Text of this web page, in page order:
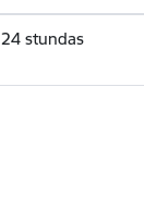
24 stundas